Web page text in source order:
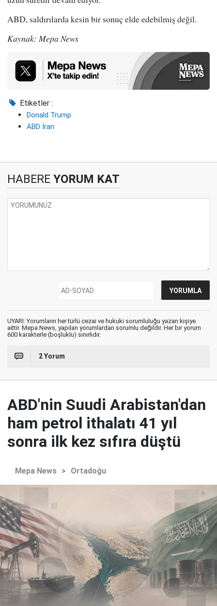
ABD, saldırılarda kesin bir sonuç elde edebilmiş değil.
Kaynak: Mepa News
Etiketler :
Donald Trump
ABD İran
HABERE YORUM KAT
UYARI: Yorumların her türlü cezai ve hukuki sorumluluğu yazan kişiye
aittir. Mepa News, yapılan yorumlardan sorumlu değildir. Her bir yorum
600 karakterle (boşluklu) sınırlıdır.
2 Yorum
ABD'nin Suudi Arabistan'dan
ham petrol ithalatı 41 yıl
sonra ilk kez sıfıra düştü
Mepa News > Ortadoğu